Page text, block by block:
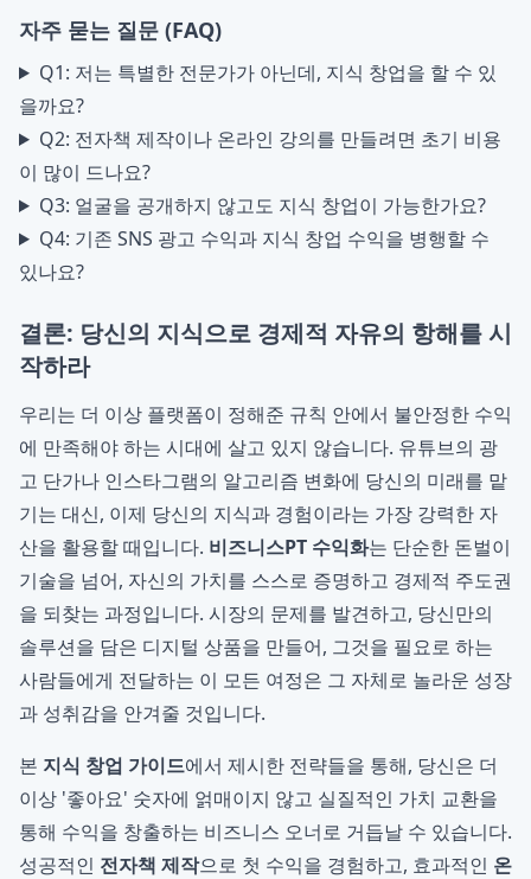
자주 묻는 질문 (FAQ)
Q1: 저는 특별한 전문가가 아닌데, 지식 창업을 할 수 있
을까요?
Q2: 전자책 제작이나 온라인 강의를 만들려면 초기 비용
이 많이 드나요?
Q3: 얼굴을 공개하지 않고도 지식 창업이 가능한가요?
Q4: 기존 SNS 광고 수익과 지식 창업 수익을 병행할 수
있나요?
결론: 당신의 지식으로 경제적 자유의 항해를 시
작하라
우리는 더 이상 플랫폼이 정해준 규칙 안에서 불안정한 수익
에 만족해야 하는 시대에 살고 있지 않습니다. 유튜브의 광
고 단가나 인스타그램의 알고리즘 변화에 당신의 미래를 맡
기는 대신, 이제 당신의 지식과 경험이라는 가장 강력한 자
산을 활용할 때입니다. 비즈니스PT 수익화는 단순한 돈벌이
기술을 넘어, 자신의 가치를 스스로 증명하고 경제적 주도권
을 되찾는 과정입니다. 시장의 문제를 발견하고, 당신만의
솔루션을 담은 디지털 상품을 만들어, 그것을 필요로 하는
사람들에게 전달하는 이 모든 여정은 그 자체로 놀라운 성장
과 성취감을 안겨줄 것입니다.
본 지식 창업 가이드에서 제시한 전략들을 통해, 당신은 더
이상 '좋아요' 숫자에 얽매이지 않고 실질적인 가치 교환을
통해 수익을 창출하는 비즈니스 오너로 거듭날 수 있습니다.
성공적인 전자책 제작으로 첫 수익을 경험하고, 효과적인 온